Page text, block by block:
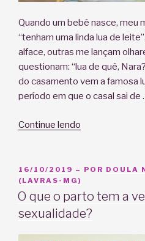
Quando um bebê nasce, meu
“tenham uma linda lua de
alface, outras me lançam
questionam: “lua de quê,
do casamento vem a famosa
período em que o casal sai de
Continue lendo
já
falar?”
PUBLICADO
EM
16/10/2019 – POR DOULA
(LAVRAS-MG)
O que o parto tem a
sexualidade?